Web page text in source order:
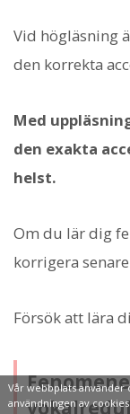
Vid högläsning
den korrekta
Med
den exakta
helst.
Om du lär dig
korrigera
Försök att lära
Vår webbplats använder
användningen av cookies.